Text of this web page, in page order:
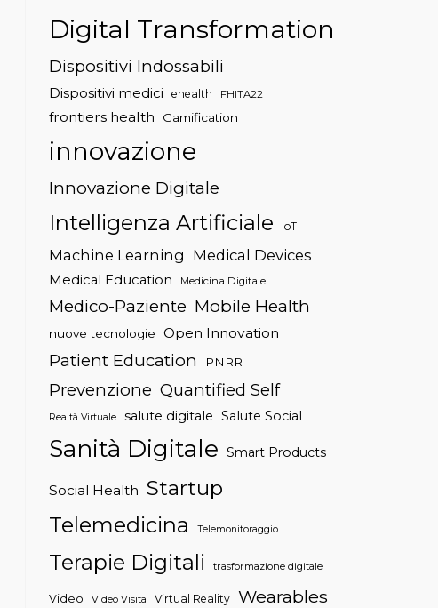
Digital Transformation
Dispositivi Indossabili
Dispositivi medici ehealth FHITA22
frontiers health Gamification
innovazione
Innovazione Digitale
Intelligenza Artificiale IoT
Machine Learning Medical Devices
Medical Education Medicina Digitale
Medico-Paziente Mobile Health
nuove tecnologie Open Innovation
Patient Education PNRR
Prevenzione Quantified Self
Realtà Virtuale salute digitale Salute Social
Sanità Digitale Smart Products
Social Health Startup
Telemedicina Telemonitoraggio
Terapie Digitali trasformazione digitale
Video Video Visita Virtual Reality Wearables